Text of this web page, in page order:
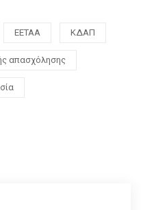
ΕΕΤΑΑ ΚΔΑΠ
απασχόλησης